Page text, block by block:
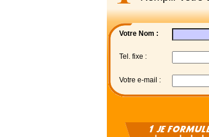
Votre Nom :
Tel. fixe :
Votre e-mail :